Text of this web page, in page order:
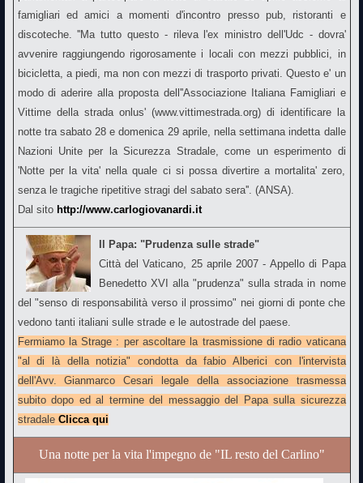
famigliari ed amici a momenti d'incontro presso pub, ristoranti e
discoteche. ''Ma tutto questo - rileva l'ex ministro dell'Udc - dovra'
avvenire raggiungendo rigorosamente i locali con mezzi pubblici, in
bicicletta, a piedi, ma non con mezzi di trasporto privati. Questo e' un
modo di aderire alla proposta dell''Associazione Italiana Famigliari e
Vittime della strada onlus' (www.vittimestrada.org) di identificare la
notte tra sabato 28 e domenica 29 aprile, nella settimana indetta dalle
Nazioni Unite per la Sicurezza Stradale, come un esperimento di
'Notte per la vita' nella quale ci si possa divertire a mortalita' zero,
senza le tragiche ripetitive stragi del sabato sera''. (ANSA).
Dal sito http://www.carlogiovanardi.it
Il Papa: "Prudenza sulle strade"
Città del Vaticano, 25 aprile 2007 - Appello di Papa
Benedetto XVI alla "prudenza" sulla strada in nome
del "senso di responsabilità verso il prossimo" nei giorni di ponte che
vedono tanti italiani sulle strade e le autostrade del paese.
Fermiamo la Strage : per ascoltare la trasmissione di radio vaticana
"al di là della notizia" condotta da fabio Alberici con l'intervista
dell'Avv. Gianmarco Cesari legale della associazione trasmessa
subito dopo ed al termine del messaggio del Papa sulla sicurezza
stradale Clicca qui
Una notte per la vita l'impegno de "IL resto del Carlino"